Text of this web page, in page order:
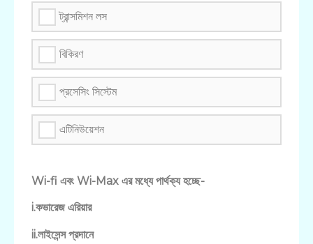
ট্রান্সমিশন লস
বিকিরণ
প্রসেসিং সিস্টেম
এটিনিউয়েশন
Wi-fi এবং Wi-Max এর মধ্যে পার্থক্য হচ্ছে-
i.কভারেজ এরিয়ার
ii.লাইসেন্স প্রদানে